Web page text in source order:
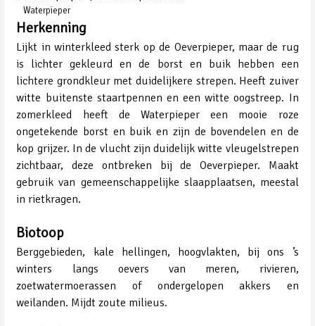
Waterpieper
Herkenning
Lijkt in winterkleed sterk op de Oeverpieper, maar de rug
is lichter gekleurd en de borst en buik hebben een
lichtere grondkleur met duidelijkere strepen. Heeft zuiver
witte buitenste staartpennen en een witte oogstreep. In
zomerkleed heeft de Waterpieper een mooie roze
ongetekende borst en buik en zijn de bovendelen en de
kop grijzer. In de vlucht zijn duidelijk witte vleugelstrepen
zichtbaar, deze ontbreken bij de Oeverpieper. Maakt
gebruik van gemeenschappelijke slaapplaatsen, meestal
in rietkragen.
Biotoop
Berggebieden, kale hellingen, hoogvlakten, bij ons ’s
winters langs oevers van meren, rivieren,
zoetwatermoerassen of ondergelopen akkers en
weilanden. Mijdt zoute milieus.